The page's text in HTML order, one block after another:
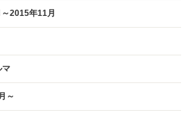
2015年11月
マ
～